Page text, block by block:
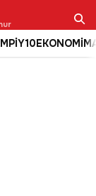
EKONOMİ
Ara